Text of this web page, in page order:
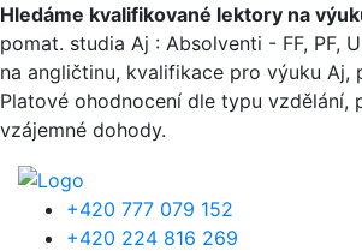
Přejít k hlavnímu obsahu
Hledáme kvalifikované lektory na
pomat. studia Aj : Absolventi - FF, PF,
na angličtinu, kvalifikace pro výuku Aj,
Platové ohodnocení dle typu vzdělání,
vzájemné dohody.
+420 777 079 152
+420 224 816 269